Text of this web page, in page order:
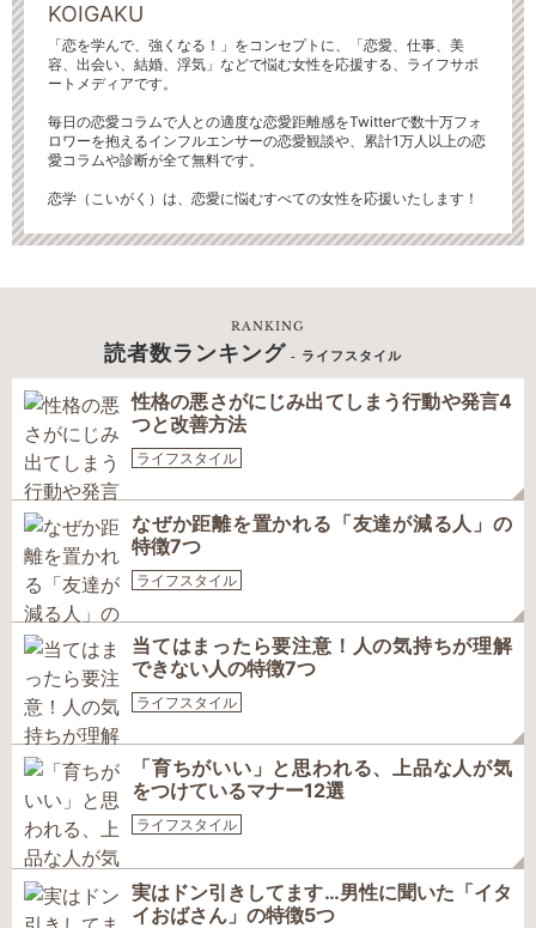
KOIGAKU
「恋を学んで、強くなる！」をコンセプトに、「恋愛、仕事、美
容、出会い、結婚、浮気」などで悩む女性を応援する、ライフサポ
ートメディアです。
毎日の恋愛コラムで人との適度な恋愛距離感をTwitterで数十万フォ
ロワーを抱えるインフルエンサーの恋愛観談や、累計1万人以上の恋
愛コラムや診断が全て無料です。
恋学（こいがく）は、恋愛に悩むすべての女性を応援いたします！
RANKING
読者数ランキング - ライフスタイル
性格の悪さがにじみ出てしまう行動や発言4
つと改善方法
ライフスタイル
なぜか距離を置かれる「友達が減る人」の
特徴7つ
ライフスタイル
当てはまったら要注意！人の気持ちが理解
できない人の特徴7つ
ライフスタイル
「育ちがいい」と思われる、上品な人が気
をつけているマナー12選
ライフスタイル
実はドン引きしてます…男性に聞いた「イタ
イおばさん」の特徴5つ